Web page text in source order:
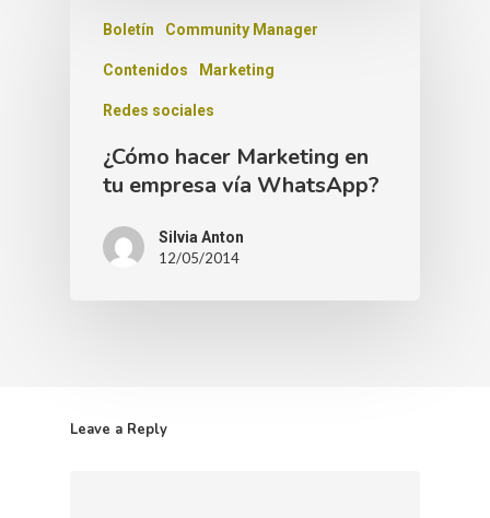
Boletín Community Manager
Contenidos Marketing
Redes sociales
¿Cómo hacer Marketing en
tu empresa vía WhatsApp?
Silvia Anton
12/05/2014
Leave a Reply